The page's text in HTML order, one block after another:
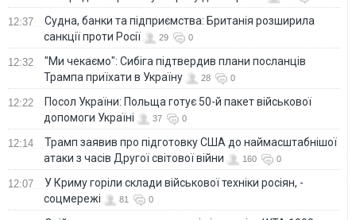
12:37
Судна, банки та підприємства: Британія розширила
санкції проти Росії
29 0
12:32
"Ми чекаємо": Сибіга підтвердив плани посланців
Трампа приїхати в Україну
28 0
12:22
Посол України: Польща готує 50-й пакет військової
допомоги Україні
37 0
12:14
Трамп заявив про підготовку США до наймасштабнішої
атаки з часів Другої світової війни
160 0
12:07
У Криму горіли склади військової техніки росіян, -
соцмережі
81 0